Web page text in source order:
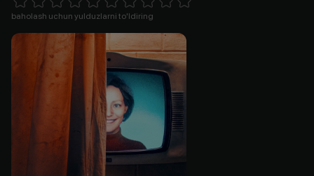
1 Star 2 Stars 3 Stars 4 Stars5 Stars 6 Stars7 Stars8 Stars
baholash uchun yulduzlarni to'ldiring